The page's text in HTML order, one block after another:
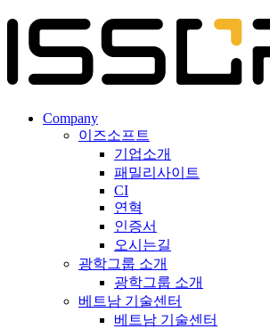
Company
이즈소프트
기업소개
패밀리사이트
CI
연혁
인증서
오시는길
광학그룹 소개
광학그룹 소개
베트남 기술센터
베트남 기술센터